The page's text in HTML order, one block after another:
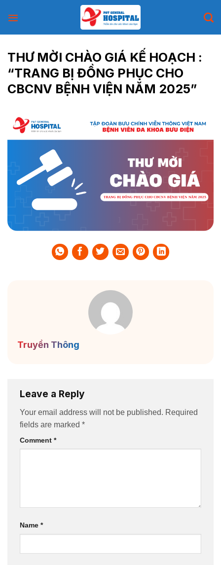
THƯ MỜI CHÀO GIÁ KẾ HOẠCH :
“TRANG BỊ ĐỒNG PHỤC CHO
CBCNV BỆNH VIỆN NĂM 2025”
Truyền Thông
Leave a Reply
Your email address will not be published. Required
fields are marked *
Comment *
Name *